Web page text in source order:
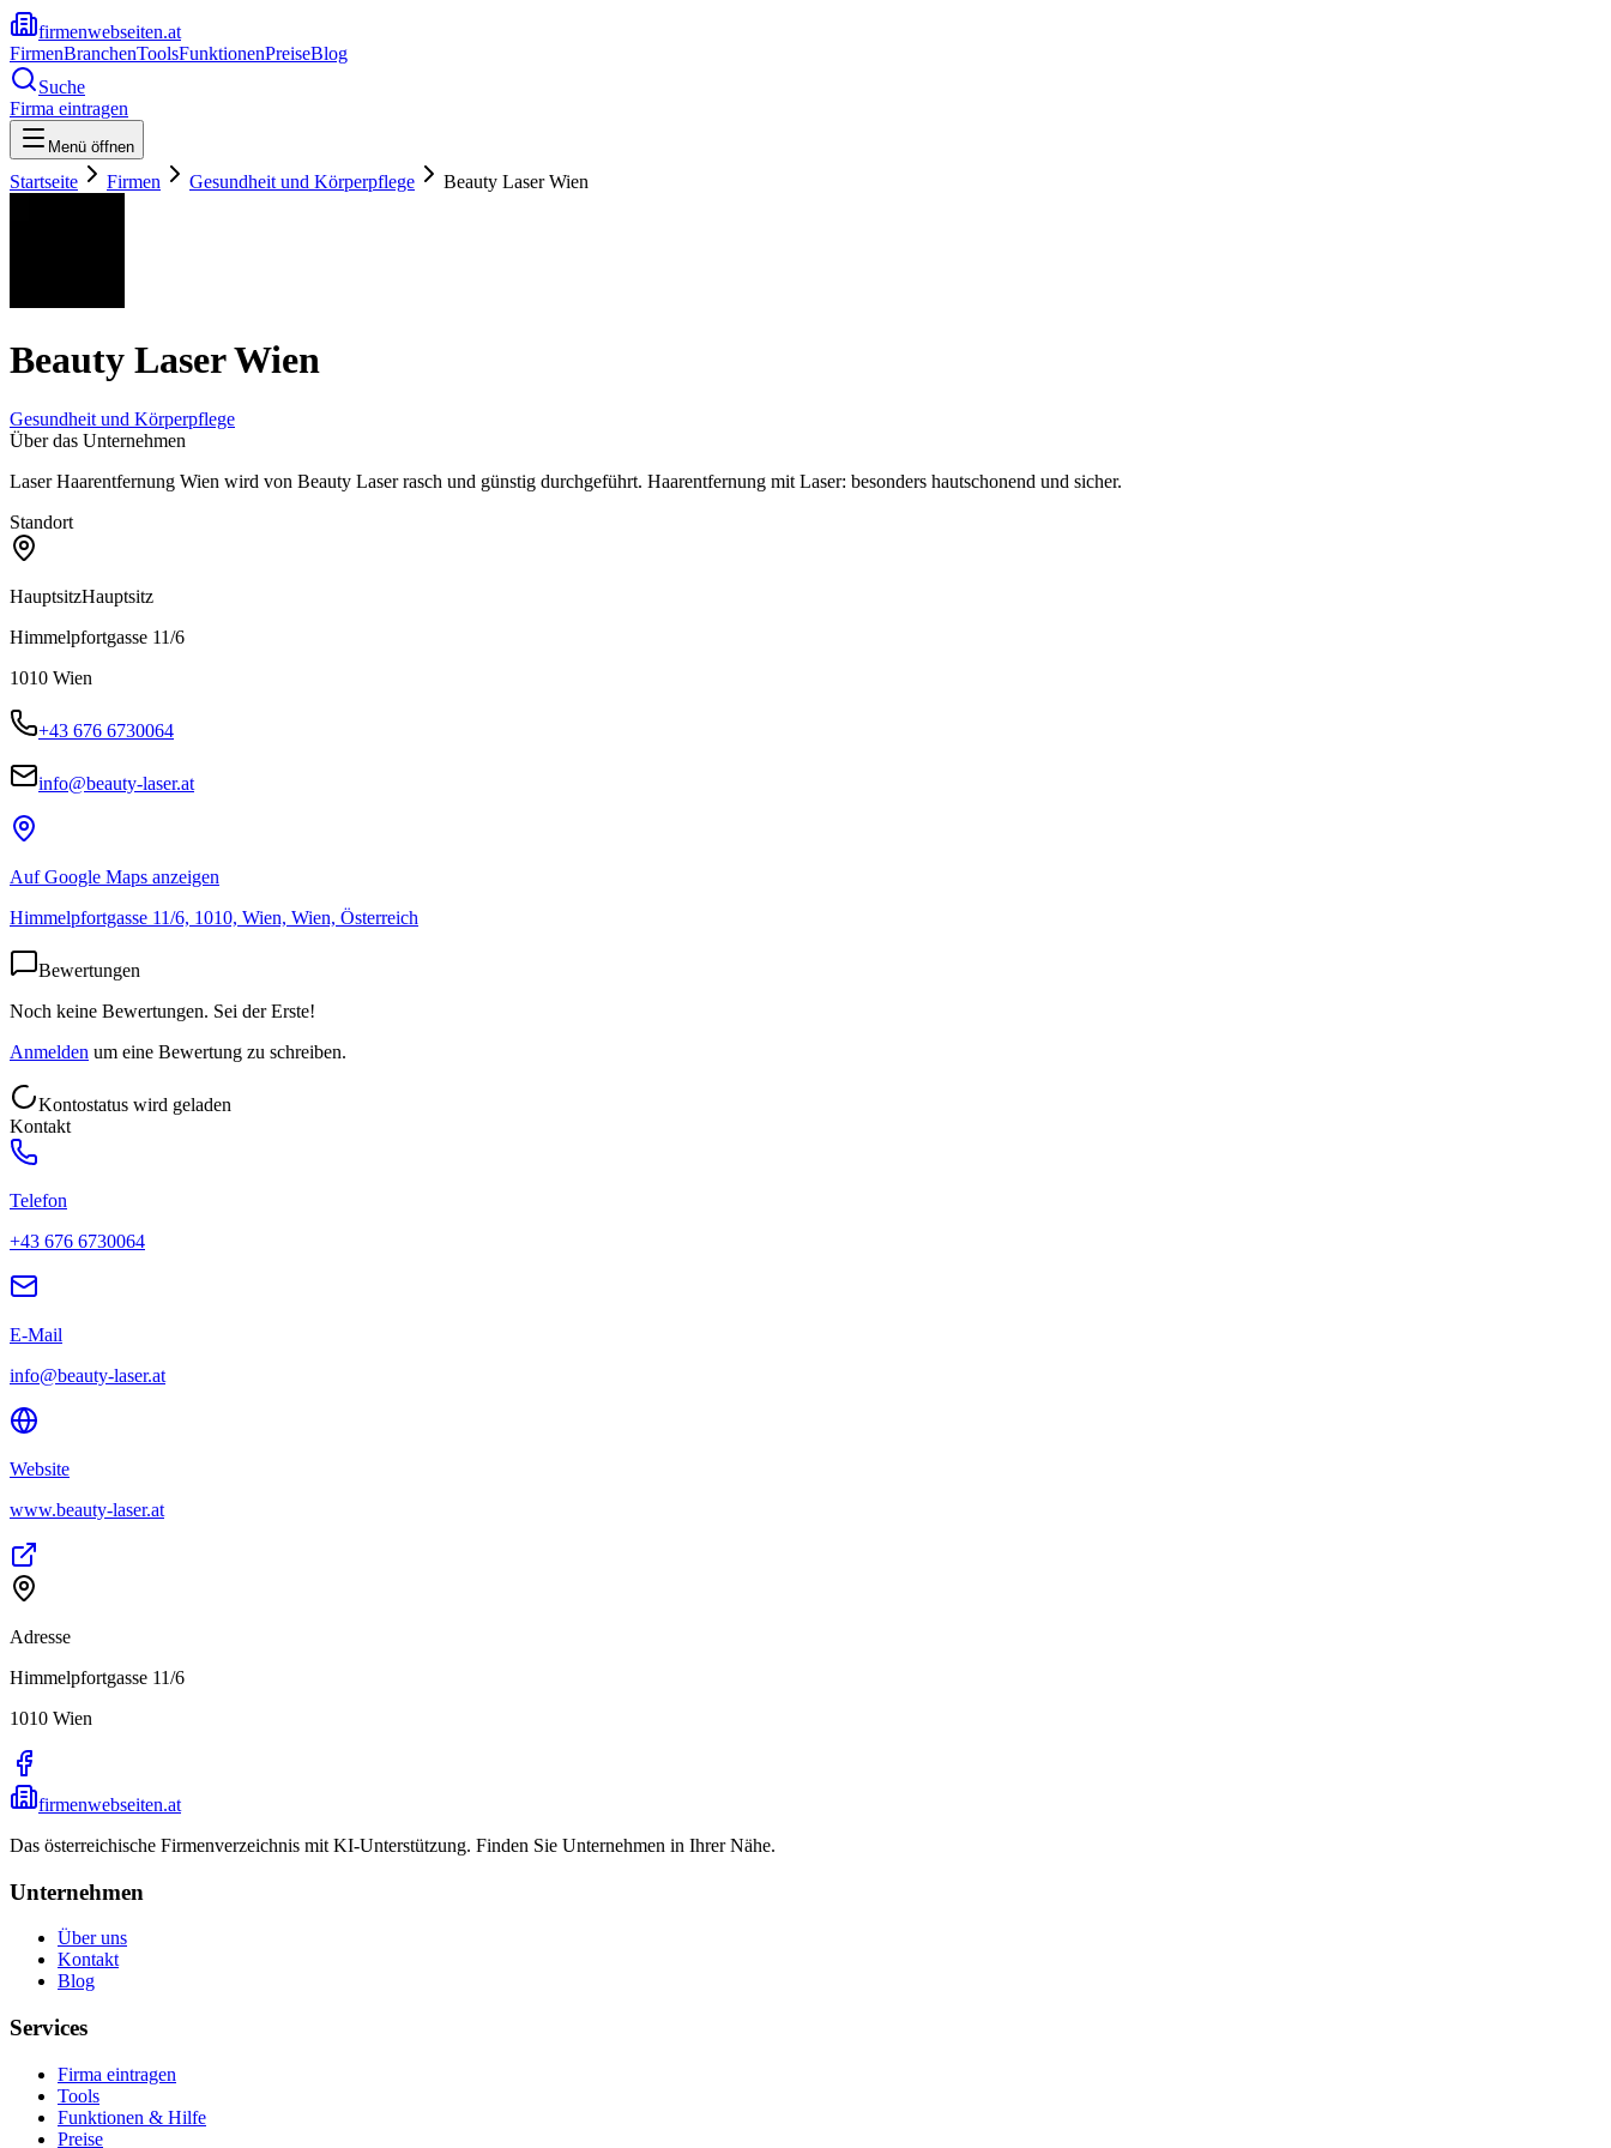
firmenwebseiten.at
FirmenBranchenToolsFunktionenPreiseBlog
Suche
Firma eintragen
Menü öffnen
Startseite Firmen Gesundheit und Körperpflege Beauty Laser Wien
Beauty Laser Wien
Gesundheit und Körperpflege
Über das Unternehmen
Laser Haarentfernung Wien wird von Beauty Laser rasch und günstig durchgeführt. Haarentfernung mit Laser: besonders hautschonend und sicher.
Standort
HauptsitzHauptsitz
Himmelpfortgasse 11/6
1010 Wien
+43 676 6730064
info@beauty-laser.at
Auf Google Maps anzeigen
Himmelpfortgasse 11/6, 1010, Wien, Wien, Österreich
Bewertungen
Noch keine Bewertungen. Sei der Erste!
Anmelden um eine Bewertung zu schreiben.
Kontostatus wird geladen
Kontakt
Telefon
+43 676 6730064
E-Mail
info@beauty-laser.at
Website
www.beauty-laser.at
Adresse
Himmelpfortgasse 11/6
1010 Wien
firmenwebseiten.at
Das österreichische Firmenverzeichnis mit KI-Unterstützung. Finden Sie Unternehmen in Ihrer Nähe.
Unternehmen
Über uns
Kontakt
Blog
Services
Firma eintragen
Tools
Funktionen & Hilfe
Preise